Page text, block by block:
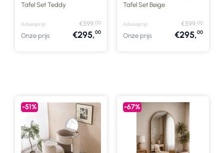
Tafel Set Teddy
Adviesprijs €599,00
Onze prijs €295,00
Tafel Set Beige
Adviesprijs €599,00
Onze prijs €295,00
-51% -67%